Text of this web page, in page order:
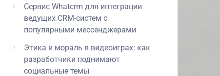
Сервис Whatcrm для интеграции
ведущих CRM-систем с
популярными мессенджерами
Этика и мораль в видеоиграх: как
разработчики поднимают
социальные темы